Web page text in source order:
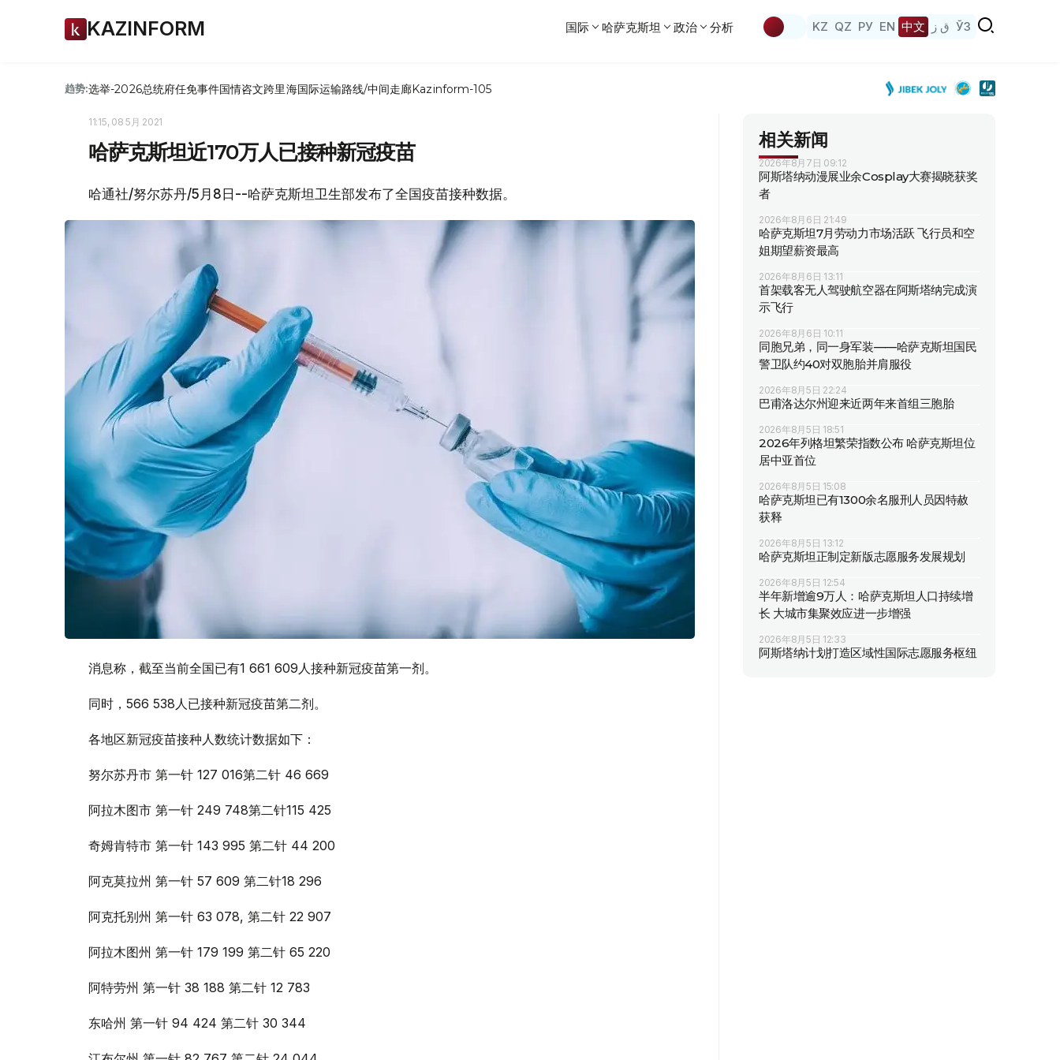
KAZINFORM 国际 哈萨克斯坦 政治 分析 KZ QZ РУ EN 中文 ق ز ЎЗ
趋势:选举-2026总统府任免事件国情咨文跨里海国际运输路线/中间走廊Kazinform-105
11:15, 08 5月 2021
哈萨克斯坦近170万人已接种新冠疫苗
哈通社/努尔苏丹/5月8日--哈萨克斯坦卫生部发布了全国疫苗接种数据。
消息称，截至当前全国已有1 661 609人接种新冠疫苗第一剂。
同时，566 538人已接种新冠疫苗第二剂。
各地区新冠疫苗接种人数统计数据如下：
努尔苏丹市 第一针 127 016第二针 46 669
阿拉木图市 第一针 249 748第二针115 425
奇姆肯特市 第一针 143 995 第二针 44 200
阿克莫拉州 第一针 57 609 第二针18 296
阿克托别州 第一针 63 078, 第二针 22 907
阿拉木图州 第一针 179 199 第二针 65 220
阿特劳州 第一针 38 188 第二针 12 783
东哈州 第一针 94 424 第二针 30 344
相关新闻
2026年8月7日 09:12
阿斯塔纳动漫展业余Cosplay大赛揭晓获奖
者
2026年8月6日 21:49
哈萨克斯坦7月劳动力市场活跃 飞行员和空
姐期望薪资最高
2026年8月6日 13:11
首架载客无人驾驶航空器在阿斯塔纳完成演
示飞行
2026年8月6日 10:11
同胞兄弟，同一身军装——哈萨克斯坦国民
警卫队约40对双胞胎并肩服役
2026年8月5日 22:24
巴甫洛达尔州迎来近两年来首组三胞胎
2026年8月5日 18:51
2026年列格坦繁荣指数公布 哈萨克斯坦位
居中亚首位
2026年8月5日 15:08
哈萨克斯坦已有1300余名服刑人员因特赦
获释
2026年8月5日 13:12
哈萨克斯坦正制定新版志愿服务发展规划
2026年8月5日 12:54
半年新增逾9万人：哈萨克斯坦人口持续增
长 大城市集聚效应进一步增强
2026年8月5日 12:33
阿斯塔纳计划打造区域性国际志愿服务枢纽